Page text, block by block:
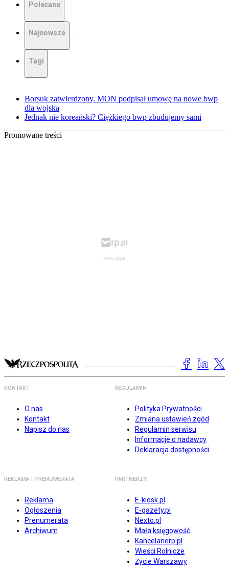
Polecane
Najnowsze
Tagi
Borsuk zatwierdzony. MON podpisał umowę na nowe bwp
dla wojska
Jednak nie koreański? Ciężkiego bwp zbudujemy sami
Promowane treści
KONTAKT
O nas
Kontakt
Napisz do nas
REGULAMIN
Polityka Prywatności
Zmiana ustawień zgód
Regulamin serwisu
Informacje o nadawcy
Deklaracja dostępności
REKLAMA I PRENUMERATA
Reklama
Ogłoszenia
Prenumerata
Archiwum
PARTNERZY
E-kiosk.pl
E-gazety.pl
Nexto.pl
Mała księgowość
Kancelarierp.pl
Wieści Rolnicze
Życie Warszawy